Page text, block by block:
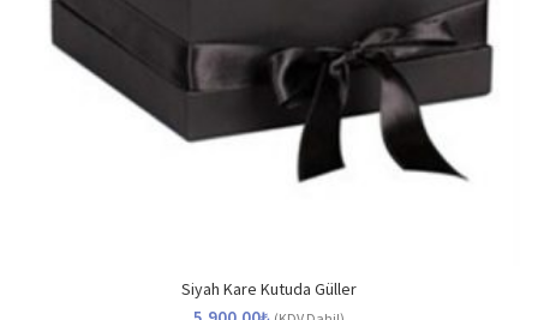
Siyah Kare Kutuda Güller